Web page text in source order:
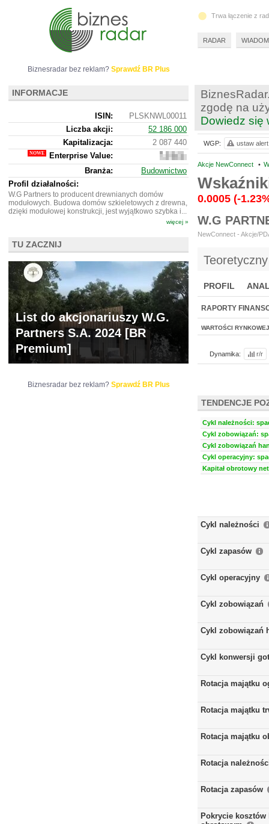
zgodę na
Dowiedz się
Akcje NewConnect •
0.0005 (-
W.G
NewConnect - Akcje/
PROFIL
BR LAB
RAPORTY
WARTOŚCI RYNKOWEJ
Dynamika: r/r
TENDENCJE
Cykl należności:
Cykl zobowiązań:
Cykl zobowiązań
Cykl operacyjny:
Kapitał obrotowy
Cykl należności
Cykl zapasów
Cykl operacyjny
Cykl zobowiązań
Cykl zobowiązań
Cykl konwersji
Rotacja majątku
Rotacja majątku
Rotacja majątku
Rotacja
Rotacja zapasów
Pokrycie kosztów
WGP: ustaw alert
Biznesradar bez reklam? Sprawdź BR Plus
INFORMACJE
ISIN:
PLSKNWL00011
Liczba akcji:
52 186 000
Kapitalizacja:
2 087 440
Enterprise Value:
2
615
440
Branża:
Budownictwo
Profil działalności:
W.G Partners to producent drewnianych domów
modułowych. Budowa domów szkieletowych z drewna,
dzięki modułowej konstrukcji, jest wyjątkowo szybka i...
więcej »
TU ZACZNIJ
List do akcjonariuszy W.G.
Partners S.A. 2024 [BR
Premium]
Biznesradar bez reklam? Sprawdź BR Plus
Trwa łączenie z
RADAR